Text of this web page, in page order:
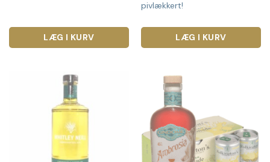
LÆG I KURV
pivlækkert!
LÆG I KURV